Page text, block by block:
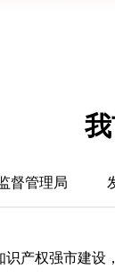
督管理局 发布
识产权强市建设